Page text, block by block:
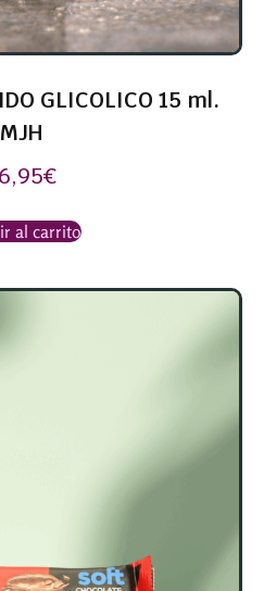
GLICOLICO 15 ml.
MJH
€
al carrito